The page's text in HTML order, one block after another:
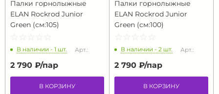
Палки горнолыжные
ELAN Rockrod Junior
Green (см:105)
☆ ☆ ☆ ☆ ☆
★ ★ ★ ★ ★
В наличии - 1 шт. Арт.:
2 790 ₽/пар
В КОРЗИНУ
Палки горнолыжные
ELAN Rockrod Junior
Green (см:100)
☆ ☆ ☆ ☆ ☆
★ ★ ★ ★ ★
В наличии - 2 шт. Арт.:
2 790 ₽/пар
В КОРЗИНУ